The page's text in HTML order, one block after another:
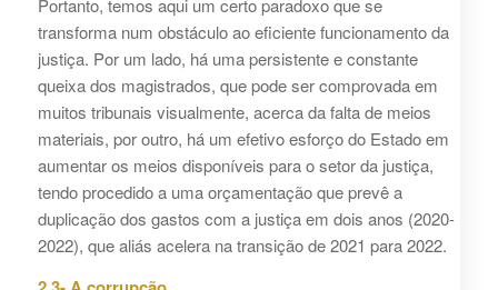
Portanto, temos aqui um certo paradoxo que se
transforma num obstáculo ao eficiente funcionamento da
justiça. Por um lado, há uma persistente e constante
queixa dos magistrados, que pode ser comprovada em
muitos tribunais visualmente, acerca da falta de meios
materiais, por outro, há um efetivo esforço do Estado em
aumentar os meios disponíveis para o setor da justiça,
tendo procedido a uma orçamentação que prevê a
duplicação dos gastos com a justiça em dois anos (2020-
2022), que aliás acelera na transição de 2021 para 2022.